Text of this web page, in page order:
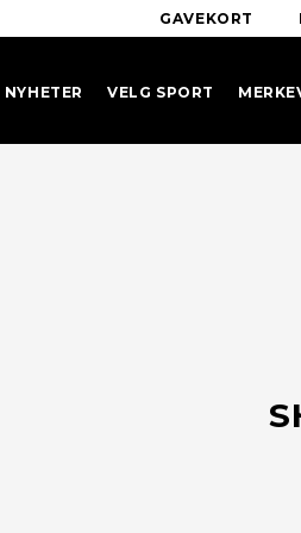
GAVEKORT
NYHETER VELG SPORT